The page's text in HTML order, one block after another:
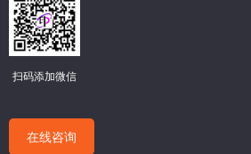
扫码添加微信
在线咨询